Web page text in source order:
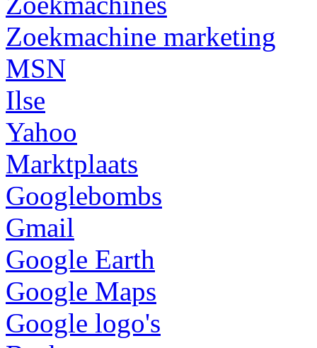
Zoekmachine marketing
MSN
Ilse
Yahoo
Marktplaats
Googlebombs
Gmail
Google Earth
Google Maps
Google logo's